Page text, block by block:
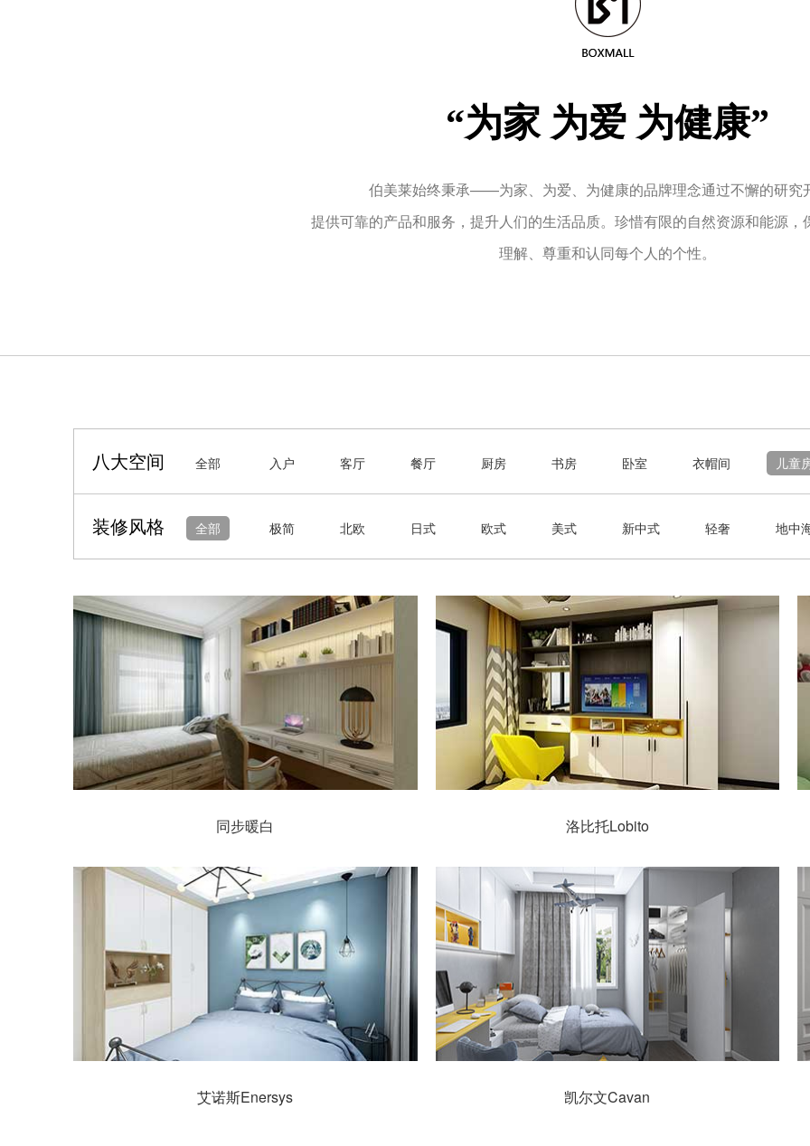
“为家 为爱 为健康”
伯美莱始终秉承——为家、为爱、为健康的品牌理念通过不懈的研究
提供可靠的产品和服务，提升人们的生活品质。珍惜有限的自然资源和能源，
理解、尊重和认同每个人的个性。
八大空间 全部 入户 客厅 餐厅 厨房 书房 卧室 衣帽间 儿童
装修风格 全部 极简 北欧 日式 欧式 美式 新中式 轻奢 地中
同步暖白 洛比托Lobito
艾诺斯Enersys 凯尔文Cavan